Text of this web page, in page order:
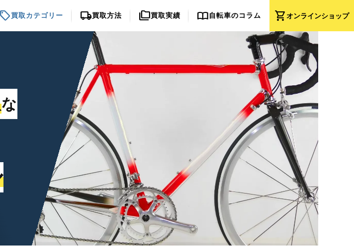
shopping_cartオンラインショップ
sell買取カテゴリー local_shipping買取方法 folder_copy買取実績 import_contacts自転車のコラム
な